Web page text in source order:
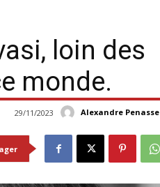
loin des
monde.
Alexandre Penasse
29/11/2023